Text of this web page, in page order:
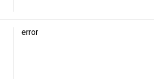
error